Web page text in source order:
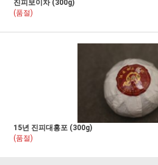
진피보이차 (300g)
(품절)
15년 진피대홍포 (300g)
(품절)